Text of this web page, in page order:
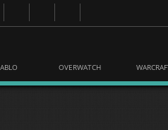
OVERWATCH